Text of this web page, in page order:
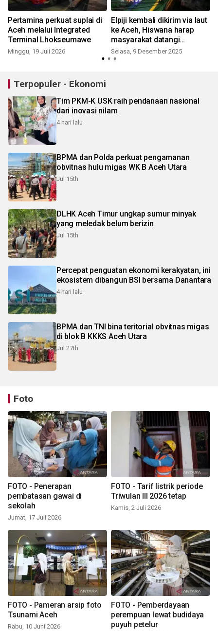
Pertamina perkuat suplai di
Aceh melalui Integrated
Terminal Lhokseumawe
Minggu, 19 Juli 2026
Elpiji kembali dikirim via laut
ke Aceh, Hiswana harap
masyarakat datangi
pangkalan resmi
Selasa, 9 Desember 2025
Terpopuler - Ekonomi
Tim PKM-K USK raih pendanaan nasional
dari inovasi nilam
4 hari lalu
BPMA dan Polda perkuat pengamanan
obvitnas hulu migas WK B Aceh Utara
Jul 15th
DLHK Aceh Timur ungkap sumur minyak
yang meledak belum berizin
Jul 15th
Percepat penguatan ekonomi kerakyatan, ini
ekosistem dibangun BSI bersama Danantara
4 hari lalu
BPMA dan TNI bina teritorial obvitnas migas
di blok B KKKS Aceh Utara
Jul 27th
Foto
FOTO - Penerapan
pembatasan gawai di
sekolah
Jumat, 17 Juli 2026
FOTO - Tarif listrik periode
Triwulan III 2026 tetap
Kamis, 2 Juli 2026
FOTO - Pameran arsip foto
Tsunami Aceh
Rabu, 10 Juni 2026
FOTO - Pemberdayaan
perempuan lewat budidaya
puyuh petelur